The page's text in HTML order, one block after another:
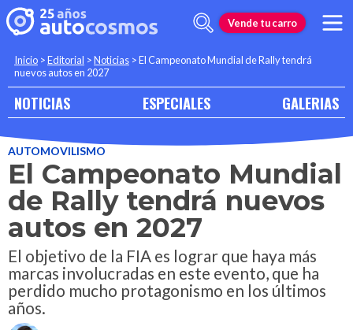
Vende tu carro
Inicio >Editorial >Noticias >El Campeonato Mundial de Rally tendrá
nuevos autos en 2027
NOTICIAS ESPECIALES GALERIAS
AUTOMOVILISMO
El Campeonato Mundial
de Rally tendrá nuevos
autos en 2027
El objetivo de la FIA es lograr que haya más
marcas involucradas en este evento, que ha
perdido mucho protagonismo en los últimos
años.